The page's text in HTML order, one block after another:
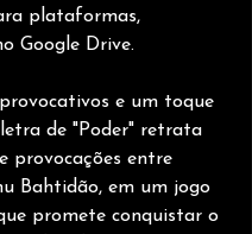
plataformas,
Google Drive.
e um toque
de "Poder" retrata
provocações entre
Bahtidão, em um jogo
promete conquistar o